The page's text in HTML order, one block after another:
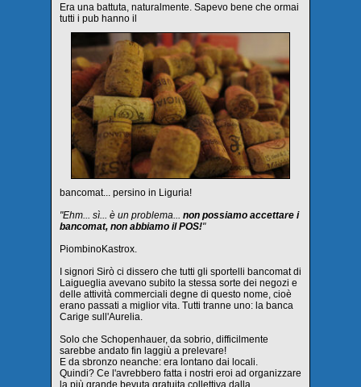
Era una battuta, naturalmente. Sapevo bene che ormai
tutti i pub hanno il
bancomat... persino in Liguria!
"Ehm... sì... è un problema... non possiamo accettare i
bancomat, non abbiamo il POS!"
PiombinoKastrox.
I signori Sirò ci dissero che tutti gli sportelli bancomat di
Laigueglia avevano subito la stessa sorte dei negozi e
delle attività commerciali degne di questo nome, cioè
erano passati a miglior vita. Tutti tranne uno: la banca
Carige sull'Aurelia.
Solo che Schopenhauer, da sobrio, difficilmente
sarebbe andato fin laggiù a prelevare!
E da sbronzo neanche: era lontano dai locali.
Quindi? Ce l'avrebbero fatta i nostri eroi ad organizzare
la più grande bevuta gratuita collettiva dalla